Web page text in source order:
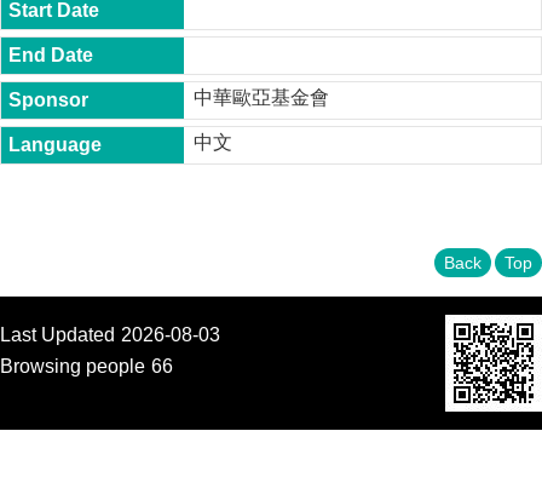
P
h
.
D
.
P
r
o
M
A
.
中華歐亞基金會
中文
Back Top
Last Updated 2026-08-03
Browsing people 66